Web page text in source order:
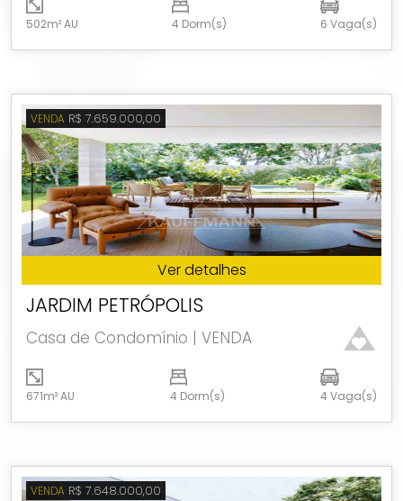
502m² AU 4 Dorm(s) 6 Vaga(s)
VENDA R$ 7.659.000,00
Ver detalhes
JARDIM PETRÓPOLIS
Casa de Condomínio | VENDA
671m² AU 4 Dorm(s) 4 Vaga(s)
VENDA R$ 7.648.000,00